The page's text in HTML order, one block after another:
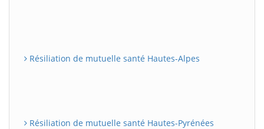
Résiliation de mutuelle santé Hautes-Alpes
Résiliation de mutuelle santé Hautes-Pyrénées